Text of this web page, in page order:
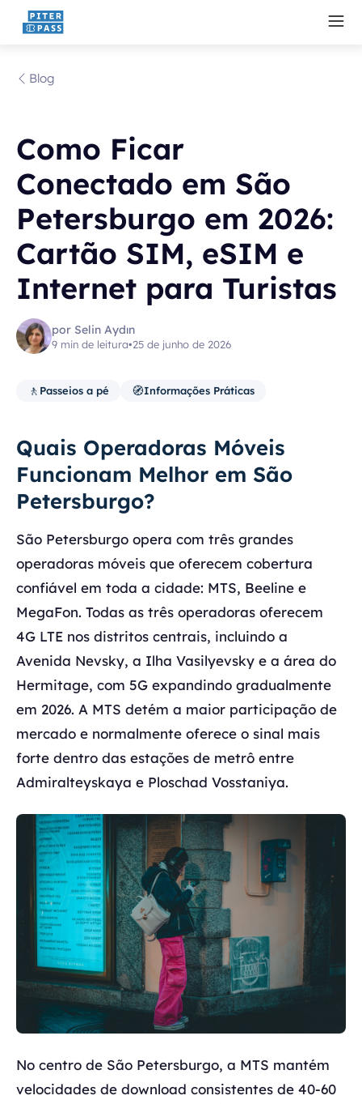
Blog
Como Ficar
Conectado em São
Petersburgo em 2026:
Cartão SIM, eSIM e
Internet para Turistas
por Selin Aydın
9 min de leitura•25 de junho de 2026
🚶 Passeios a pé 🧭Informações Práticas
Quais Operadoras Móveis
Funcionam Melhor em São
Petersburgo?
São Petersburgo opera com três grandes
operadoras móveis que oferecem cobertura
confiável em toda a cidade: MTS, Beeline e
MegaFon. Todas as três operadoras oferecem
4G LTE nos distritos centrais, incluindo a
Avenida Nevsky, a Ilha Vasilyevsky e a área do
Hermitage, com 5G expandindo gradualmente
em 2026. A MTS detém a maior participação de
mercado e normalmente oferece o sinal mais
forte dentro das estações de metrô entre
Admiralteyskaya e Ploschad Vosstaniya.
No centro de São Petersburgo, a MTS mantém
velocidades de download consistentes de 40-60